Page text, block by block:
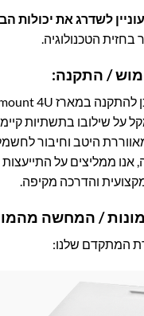
לשדרג את יכולות
בחזית הטכנולוגיה.
/ התקנה:
על שילובו בתשתיות
היטב וחיבור
והדרכה מקיפה.
/ המחשה
המתקדם שלנו: